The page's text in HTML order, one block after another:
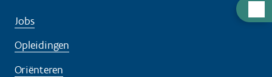
u
Jobs
Opleidingen
Oriënteren